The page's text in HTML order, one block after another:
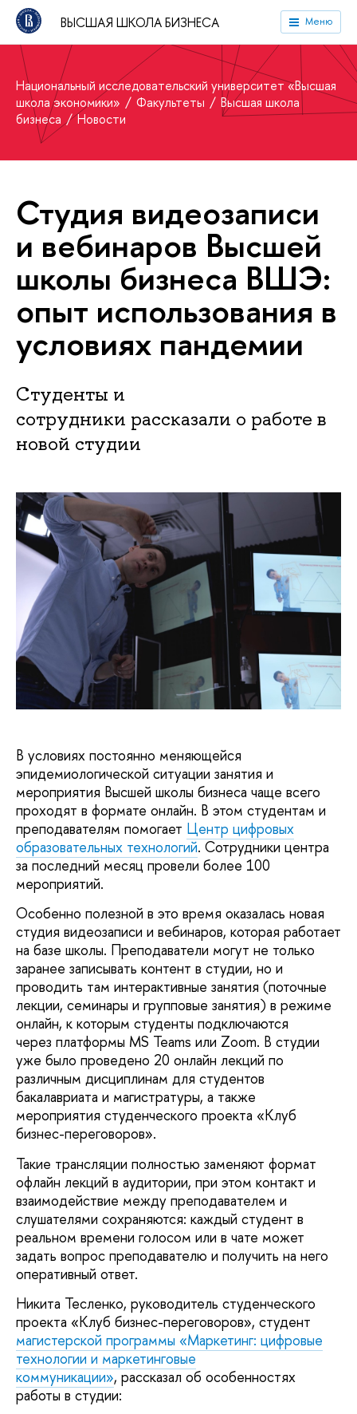
ВЫСШАЯ ШКОЛА БИЗНЕСА Меню
Национальный исследовательский университет «Высшая
школа экономики»
Факультеты
Высшая школа
бизнеса
Новости
Студия видеозаписи
и вебинаров Высшей
школы бизнеса ВШЭ:
опыт использования в
условиях пандемии
Студенты и
сотрудники рассказали о работе в
новой студии
В условиях постоянно меняющейся
эпидемиологической ситуации занятия и
мероприятия Высшей школы бизнеса чаще всего
проходят в формате онлайн. В этом студентам и
преподавателям помогает Центр цифровых
образовательных технологий. Сотрудники центра
за последний месяц провели более 100
мероприятий.
Особенно полезной в это время оказалась новая
студия видеозаписи и вебинаров, которая работает
на базе школы. Преподаватели могут не только
заранее записывать контент в студии, но и
проводить там интерактивные занятия (поточные
лекции, семинары и групповые занятия) в режиме
онлайн, к которым студенты подключаются
через платформы MS Teams или Zoom. В студии
уже было проведено 20 онлайн лекций по
различным дисциплинам для студентов
бакалавриата и магистратуры, а также
мероприятия студенческого проекта «Клуб
бизнес-переговоров».
Такие трансляции полностью заменяют формат
офлайн лекций в аудитории, при этом контакт и
взаимодействие между преподавателем и
слушателями сохраняются: каждый студент в
реальном времени голосом или в чате может
задать вопрос преподавателю и получить на него
оперативный ответ.
Никита Тесленко, руководитель студенческого
проекта «Клуб бизнес-переговоров», студент
магистерской программы «Маркетинг: цифровые
технологии и маркетинговые
коммуникации», рассказал об особенностях
работы в студии: